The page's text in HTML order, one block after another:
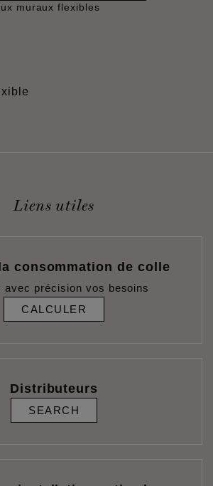
muraux flexibles
Liens utiles
consommation de colle
avec précision vos besoins
CALCULER
Distributeurs
SEARCH